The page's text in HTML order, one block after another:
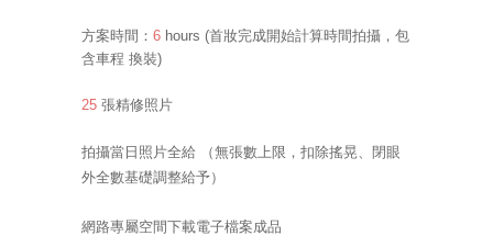
方案時間： 6 hours (首妝完成開始計算時間拍攝，包
含車程 換裝)
25 張精修照片
拍攝當日照片全給
（無張數上限，扣除搖晃、閉眼
外全數基礎調整給予）
網路專屬空間下載電子檔案成品